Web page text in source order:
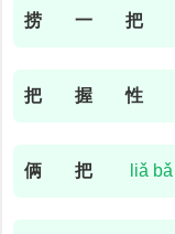
捞 一 把
把 握 性
俩 把 liǎ bǎ